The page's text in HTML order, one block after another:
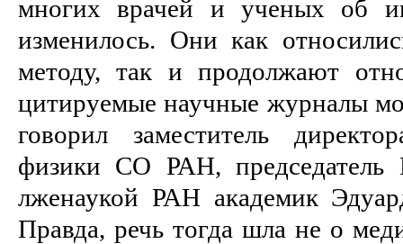
многих врачей и ученых об
изменилось. Они как
методу, так и продолжают
цитируемые научные журналы
говорил заместитель
физики СО РАН, председатель
лженаукой РАН академик
Правда, речь тогда шла не о